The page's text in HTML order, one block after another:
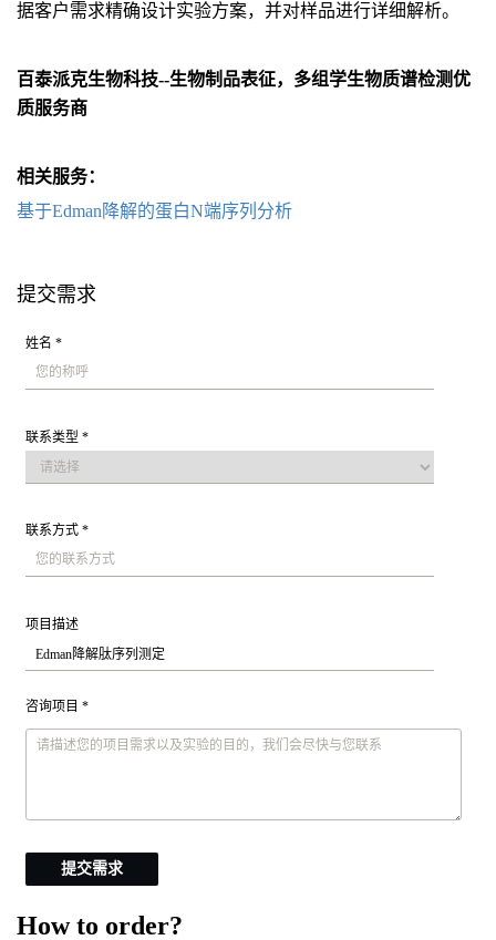
据客户需求精确设计实验方案，并对样品进行详细解析。
百泰派克生物科技--生物制品表征，多组学生物质谱检测优
质服务商
相关服务：
基于Edman降解的蛋白N端序列分析
提交需求
姓名 *
联系类型 *
联系方式 *
项目描述
咨询项目 *
提交需求
How to order?